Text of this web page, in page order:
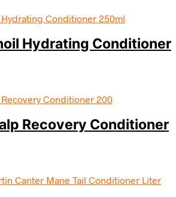
Hydrating Conditioner
Recovery Conditioner